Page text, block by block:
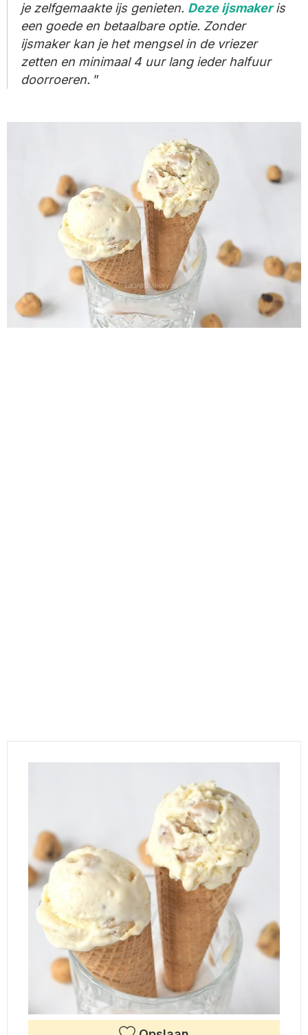
je zelfgemaakte ijs genieten. Deze ijsmakeris
een goede en betaalbare optie. Zonder
ijsmaker kan je het mengsel in de vriezer
zetten en minimaal 4 uur lang ieder halfuur
doorroeren.